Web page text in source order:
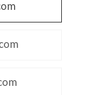
sit amet,
commodo ligula